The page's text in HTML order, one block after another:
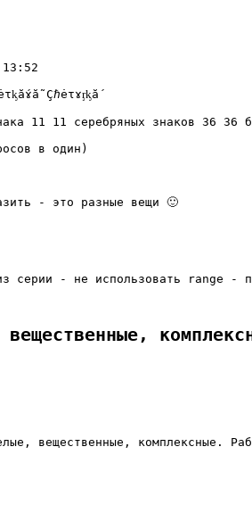
Çℏėτɤᶉᶄắ
11 11 серебряных знаков 36 36
в один)
- это разные вещи 🙂
серии - не использовать range -
вещественные, комплексные.